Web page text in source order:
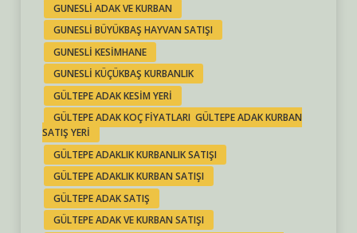
GUNESLI ADAK VE KURBAN
GUNESLI BÜYÜKBAŞ HAYVAN SATIŞI
GUNESLI KESIMHANE
GUNESLI KÜÇÜKBAŞ KURBANLIK
GÜLTEPE ADAK KESIM YERI
GÜLTEPE ADAK KOÇ FIYATLARI GÜLTEPE ADAK KURBAN
SATIŞ YERI
GÜLTEPE ADAKLIK KURBANLIK SATIŞI
GÜLTEPE ADAKLIK KURBAN SATIŞI
GÜLTEPE ADAK SATIŞ
GÜLTEPE ADAK VE KURBAN SATIŞI